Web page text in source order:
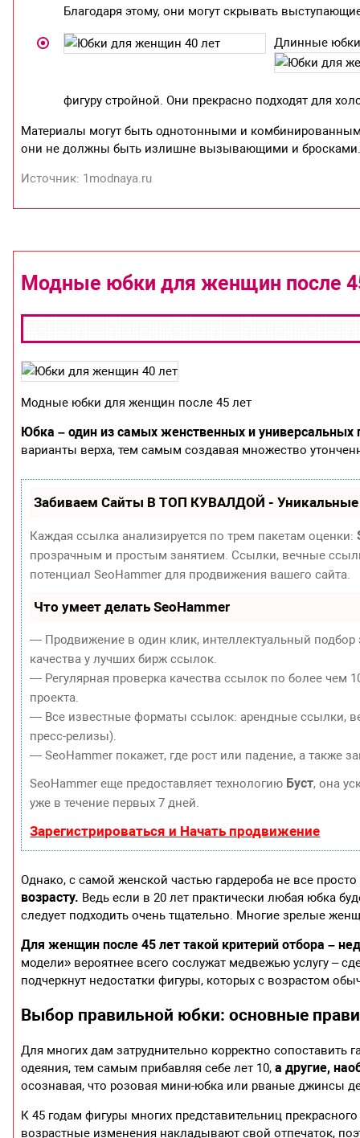
Благодаря этому, они могут скрывать
Длинные юбки
фигуру стройной. Они прекрасно подходят для
Материалы могут быть однотонными и
они не должны быть излишне вызывающими и
Источник: 1modnaya.ru
Модные юбки для женщин после
Модные юбки для женщин после 45 лет
Юбка – один из самых женственных и универсальных
варианты верха, тем самым создавая множество
Забиваем Сайты В ТОП КУВАЛДОЙ - Уникальные
Каждая ссылка анализируется по трем пакетам оценки:
прозрачным и простым занятием. Ссылки, вечные
потенциал SeoHammer для продвижения вашего сайта.
Что умеет делать SeoHammer
— Продвижение в один клик, интеллектуальный
качества у лучших бирж ссылок.
— Регулярная проверка качества ссылок по более чем
проекта.
— Все известные форматы ссылок: арендные ссылки,
пресс-релизы).
— SeoHammer покажет, где рост или падение, а также
SeoHammer еще предоставляет технологию Буст, она
уже в течение первых 7 дней.
Зарегистрироваться и Начать продвижение
Однако, с самой женской частью гардероба не все
возрасту. Ведь если в 20 лет практически любая юбка
следует подходить очень тщательно. Многие зрелые
Для женщин после 45 лет такой критерий отбора –
модели» вероятнее всего сослужат медвежью услугу –
подчеркнут недостатки фигуры, которых с возрастом
Выбор правильной юбки: основные
Для многих дам затруднительно корректно сопоставить
одеяния, тем самым прибавляя себе лет 10,а другие,
осознавая, что розовая мини-юбка или рваные джинсы
К 45 годам фигуры многих представительниц
возрастные изменения накладывают свой отпечаток,